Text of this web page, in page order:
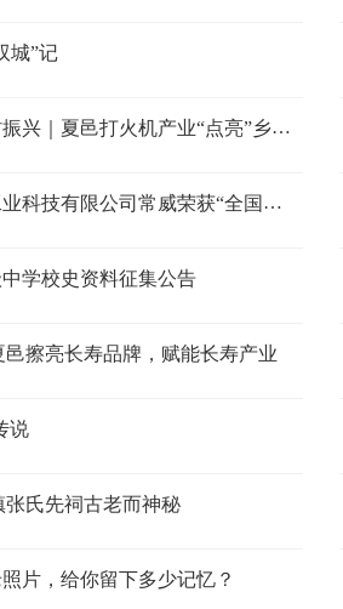
城”记
兴｜夏邑打火机产业“点亮”乡村
科技有限公司常威荣获“全国劳
学校史资料征集公告
邑擦亮长寿品牌，赋能长寿产业
说
张氏先祠古老而神秘
片，给你留下多少记忆？